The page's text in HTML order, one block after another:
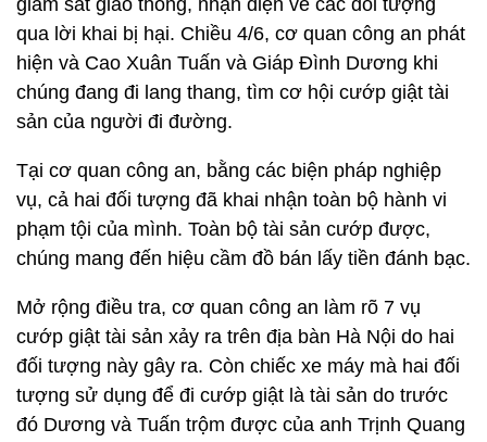
giám sát giao thông, nhận diện về các đối tượng
qua lời khai bị hại. Chiều 4/6, cơ quan công an phát
hiện và Cao Xuân Tuấn và Giáp Đình Dương khi
chúng đang đi lang thang, tìm cơ hội cướp giật tài
sản của người đi đường.
Tại cơ quan công an, bằng các biện pháp nghiệp
vụ, cả hai đối tượng đã khai nhận toàn bộ hành vi
phạm tội của mình. Toàn bộ tài sản cướp được,
chúng mang đến hiệu cầm đồ bán lấy tiền đánh bạc.
Mở rộng điều tra, cơ quan công an làm rõ 7 vụ
cướp giật tài sản xảy ra trên địa bàn Hà Nội do hai
đối tượng này gây ra. Còn chiếc xe máy mà hai đối
tượng sử dụng để đi cướp giật là tài sản do trước
đó Dương và Tuấn trộm được của anh Trịnh Quang